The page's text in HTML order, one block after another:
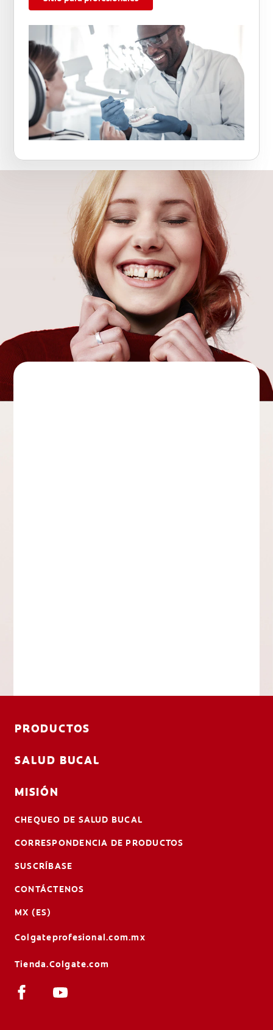
PRODUCTOS
SALUD BUCAL
MISIÓN
CHEQUEO DE SALUD BUCAL
CORRESPONDENCIA DE PRODUCTOS
SUSCRÍBASE
CONTÁCTENOS
MX (ES)
Colgateprofesional.com.mx
Tienda.Colgate.com